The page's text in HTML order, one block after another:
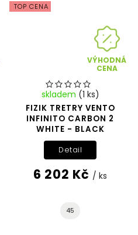
TOP CENA
VÝHODNÁ
CENA
FIZIK TRETRY VENTO
INFINITO CARBON 2
WHITE - BLACK
skladem (1 ks)
6 202 Kč / ks
Detail
45